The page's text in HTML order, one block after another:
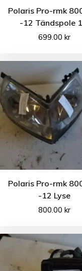
Polaris Pro-rmk
-12 Tändspole
699.00kr
Polaris Pro-rmk
-12 Lyse
800.00kr